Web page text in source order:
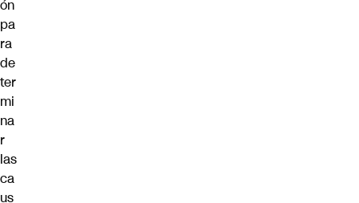
ón
pa
ra
de
ter
mi
na
r
las
ca
us